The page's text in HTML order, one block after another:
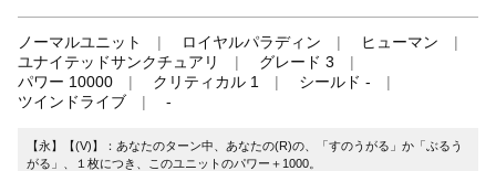
ノーマルユニット ロイヤルパラディン
ヒューマン
ユナイテッドサンクチュアリ
グレード 3
パワー 10000
クリティカル 1
シールド -
ツインドライブ
-
【永】【(V)】：あなたのターン中、あなたの(R)の、「すのうがる」か「ぶるう
がる」、１枚につき、このユニットのパワー＋1000。